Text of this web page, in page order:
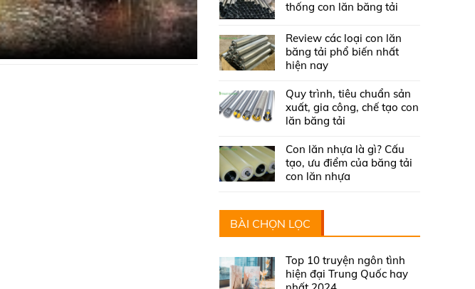
thống con lăn băng tải
Review các loại con lăn
băng tải phổ biến nhất
hiện nay
Quy trình, tiêu chuẩn sản
xuất, gia công, chế tạo con
lăn băng tải
Con lăn nhựa là gì? Cấu
tạo, ưu điểm của băng tải
con lăn nhựa
BÀI CHỌN LỌC
Top 10 truyện ngôn tình
hiện đại Trung Quốc hay